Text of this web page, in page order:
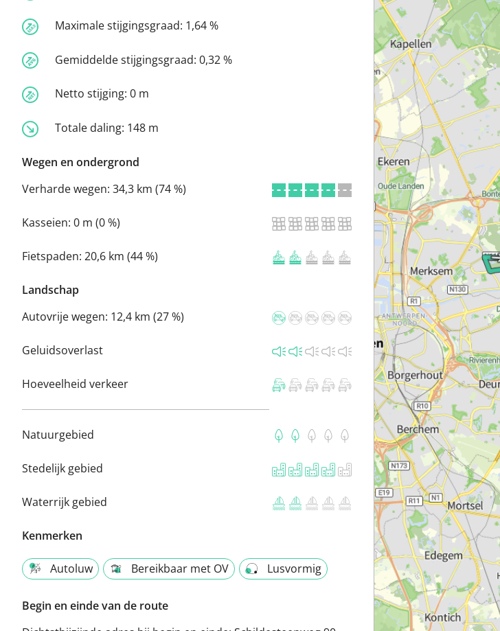
Maximale stijgingsgraad: 1,64 %
Gemiddelde stijgingsgraad: 0,32 %
Netto stijging: 0 m
Totale daling: 148 m
Wegen en ondergrond
Verharde wegen: 34,3 km (74 %)
Kasseien: 0 m (0 %)
Fietspaden: 20,6 km (44 %)
Landschap
Autovrije wegen: 12,4 km (27 %)
Geluidsoverlast
Hoeveelheid verkeer
Natuurgebied
Stedelijk gebied
Waterrijk gebied
Kenmerken
Autoluw Bereikbaar met OV Lusvormig
Begin en einde van de route